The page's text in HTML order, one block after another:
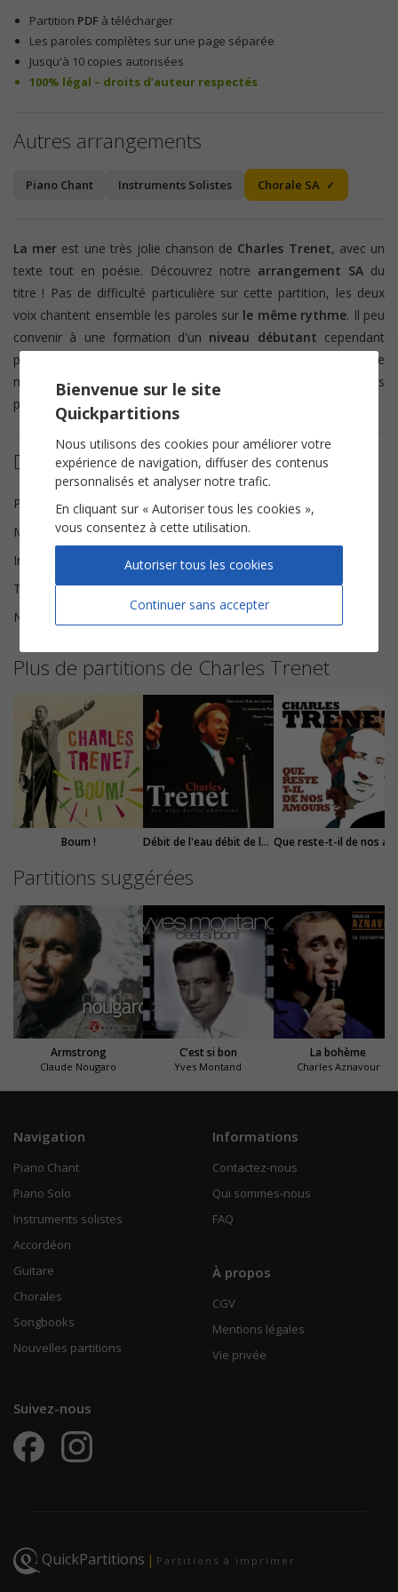
Partition PDF à télécharger
Les paroles complètes sur une page séparée
Jusqu'à 10 copies autorisées
100% légal – droits d’auteur respectés
Autres arrangements
Piano Chant Instruments Solistes Chorale SA
La mer est une très jolie chanson de Charles Trenet, avec un
texte tout en poésie. Découvrez notre arrangement SA du
titre ! Pas de difficulté particulière sur cette partition, les deux
voix chantent ensemble les paroles sur le même rythme. Il peu
convenir à une formation d'un niveau débutant cependant
plusieurs
interviennent au long de
morceau. Nous les avons conservé pour un rendu au plus
proche de la version originale de Charles Trenet.
Détails de la partition
Paroles
Charles Trenet
Musique
Charles Trenet, Albert Lasry
Instrumentation
Chorale SA
Tonalité
Do majeur
Nombre de pages
Plus de partitions de Charles Trenet
Boum ! Débit de l'eau débit de lait
Partitions suggérées
Armstrong
Claude Nougaro
C'est si bon
Yves Montand
La bohème
Charles Aznavour
Navigation
Piano Chant
Piano Solo
Instruments solistes
Accordéon
Guitare
Chorales
Songbooks
Nouvelles partitions
Informations
Contactez-nous
Qui sommes-nous
FAQ
À propos
CGV
Mentions légales
Vie privée
Suivez-nous
QuickPartitions | Partitions à imprimer
Bienvenue sur le site
Quickpartitions
Nous utilisons des cookies pour améliorer votre
expérience de navigation, diffuser des contenus
personnalisés et analyser notre trafic.
En cliquant sur « Autoriser tous les cookies »,
vous consentez à cette utilisation.
Continuer sans accepter
Autoriser tous les cookies